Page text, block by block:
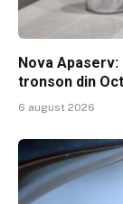
Nova
tronson din
6 august 2026